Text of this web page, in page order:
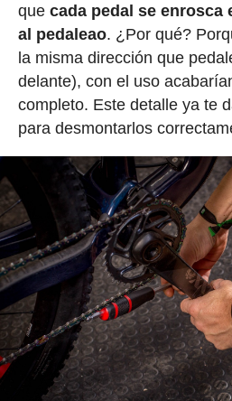
que cada pedal se enrosca
al pedaleao. ¿Por qué?
la misma dirección que
delante), con el uso
completo. Este detalle ya te
para desmontarlos